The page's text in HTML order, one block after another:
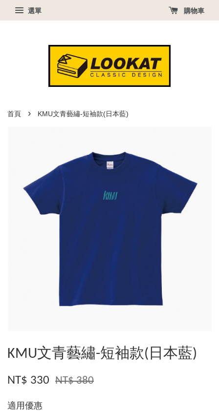
選單 購物車
首頁 › KMU文青藝繡-短袖款(日本藍)
KMU文青藝繡-短袖款(日本藍)
NT$ 330 NT$ 380
適用優惠